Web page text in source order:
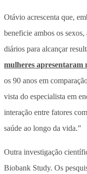
Otávio acrescenta que,
beneficie ambos os
diários para alcançar
mulheres apresentaram
os 90 anos em
vista do especialista em
interação entre fatores
saúde ao longo da vida.”
Outra investigação
Biobank Study. Os